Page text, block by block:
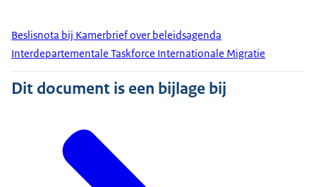
Beslisnota bij Kamerbrief over beleidsagenda
Interdepartementale Taskforce Internationale Migratie
Dit document is een bijlage bij